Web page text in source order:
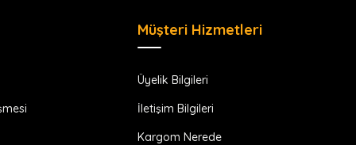
Müşteri Hizmetleri
Üyelik Bilgileri
İletişim Bilgileri
Kargom Nerede